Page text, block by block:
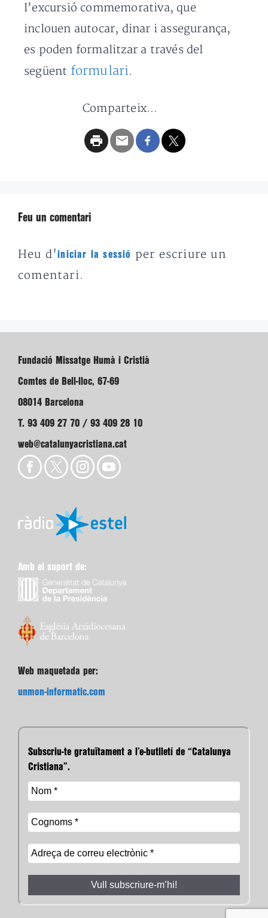
l’excursió commemorativa, que
inclouen autocar, dinar i assegurança,
es poden formalitzar a través del
següent formulari.
Comparteix...
Feu un comentari
Heu d'iniciar la sessió
per escriure un
comentari.
Fundació Missatge Humà i Cristià
Comtes de Bell-lloc, 67-69
08014 Barcelona
T. 93 409 27 70 / 93 409 28 10
web@catalunyacristiana.cat
Amb el suport de:
Web maquetada per:
unmon-informatic.com
Subscriu-te gratuïtament a l’e-butlletí de “Catalunya
Cristiana”.